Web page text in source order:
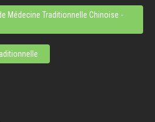
Médecine Traditionnelle Chinoise -